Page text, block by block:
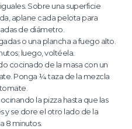
Sobre una superficie
aplane cada pelota para
de diámetro.
o una plancha a fuego alto.
luego, voltéela.
cocinado de la masa con un
Ponga ¼ taza de la mezcla
la pizza hasta que las
y se dore el otro lado de la
8 minutos.